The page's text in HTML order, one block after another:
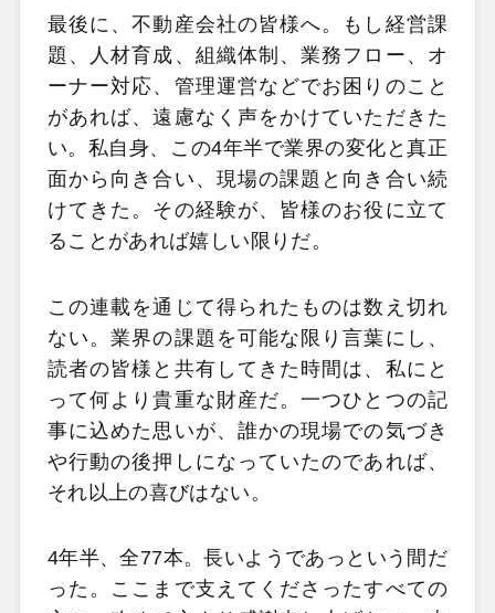
最後に、不動産会社の皆様へ。もし経営課
題、人材育成、組織体制、業務フロー、オ
ーナー対応、管理運営などでお困りのこと
があれば、遠慮なく声をかけていただきた
い。私自身、この4年半で業界の変化と真正
面から向き合い、現場の課題と向き合い続
けてきた。その経験が、皆様のお役に立て
ることがあれば嬉しい限りだ。
この連載を通じて得られたものは数え切れ
ない。業界の課題を可能な限り言葉にし、
読者の皆様と共有してきた時間は、私にと
って何より貴重な財産だ。一つひとつの記
事に込めた思いが、誰かの現場での気づき
や行動の後押しになっていたのであれば、
それ以上の喜びはない。
4年半、全77本。長いようであっという間だ
った。ここまで支えてくださったすべての